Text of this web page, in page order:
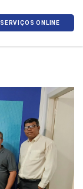
SERVIÇOS ONLINE